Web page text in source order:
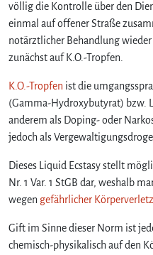
völlig die Kontrolle über den
einmal auf offener Straße
notärztlicher Behandlung
zunächst auf K.O.-Tropfen.
K.O.-Tropfen ist die
(Gamma-Hydroxybutyrat) bzw.
anderem als Doping- oder
jedoch als
Dieses Liquid Ecstasy stellt
Nr. 1 Var. 1 StGB dar, weshalb
wegen gefährlicher
Gift im Sinne dieser Norm ist
chemisch-physikalisch auf den